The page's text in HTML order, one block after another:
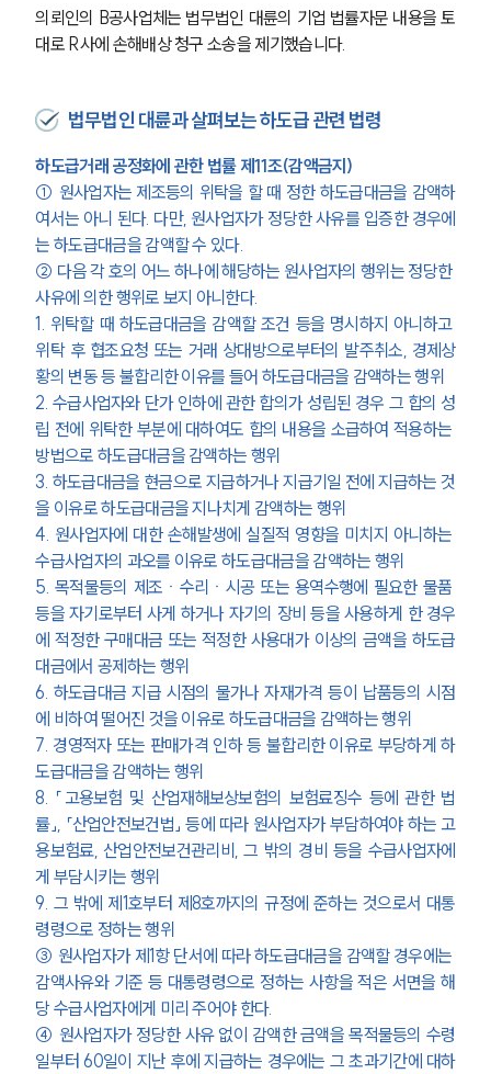
의뢰인의 B공사업체는 법무법인 대륜의 기업 법률자문 내용을 토
대로 R사에 손해배상 청구 소송을 제기했습니다.
법무법인 대륜과 살펴보는 하도급 관련 법령
하도급거래 공정화에 관한 법률 제11조(감액금지)
① 원사업자는 제조등의 위탁을 할 때 정한 하도급대금을 감액하
여서는 아니 된다. 다만, 원사업자가 정당한 사유를 입증한 경우에
는 하도급대금을 감액할 수 있다.
② 다음 각 호의 어느 하나에 해당하는 원사업자의 행위는 정당한
사유에 의한 행위로 보지 아니한다.
1. 위탁할 때 하도급대금을 감액할 조건 등을 명시하지 아니하고
위탁 후 협조요청 또는 거래 상대방으로부터의 발주취소, 경제상
황의 변동 등 불합리한 이유를 들어 하도급대금을 감액하는 행위
2. 수급사업자와 단가 인하에 관한 합의가 성립된 경우 그 합의 성
립 전에 위탁한 부분에 대하여도 합의 내용을 소급하여 적용하는
방법으로 하도급대금을 감액하는 행위
3. 하도급대금을 현금으로 지급하거나 지급기일 전에 지급하는 것
을 이유로 하도급대금을 지나치게 감액하는 행위
4. 원사업자에 대한 손해발생에 실질적 영향을 미치지 아니하는
수급사업자의 과오를 이유로 하도급대금을 감액하는 행위
5. 목적물등의 제조ㆍ수리ㆍ시공 또는 용역수행에 필요한 물품
등을 자기로부터 사게 하거나 자기의 장비 등을 사용하게 한 경우
에 적정한 구매대금 또는 적정한 사용대가 이상의 금액을 하도급
대금에서 공제하는 행위
6. 하도급대금 지급 시점의 물가나 자재가격 등이 납품등의 시점
에 비하여 떨어진 것을 이유로 하도급대금을 감액하는 행위
7. 경영적자 또는 판매가격 인하 등 불합리한 이유로 부당하게 하
도급대금을 감액하는 행위
8. 「고용보험 및 산업재해보상보험의 보험료징수 등에 관한 법
률」, 「산업안전보건법」 등에 따라 원사업자가 부담하여야 하는 고
용보험료, 산업안전보건관리비, 그 밖의 경비 등을 수급사업자에
게 부담시키는 행위
9. 그 밖에 제1호부터 제8호까지의 규정에 준하는 것으로서 대통
령령으로 정하는 행위
③ 원사업자가 제1항 단서에 따라 하도급대금을 감액할 경우에는
감액사유와 기준 등 대통령령으로 정하는 사항을 적은 서면을 해
당 수급사업자에게 미리 주어야 한다.
④ 원사업자가 정당한 사유 없이 감액한 금액을 목적물등의 수령
일부터 60일이 지난 후에 지급하는 경우에는 그 초과기간에 대하